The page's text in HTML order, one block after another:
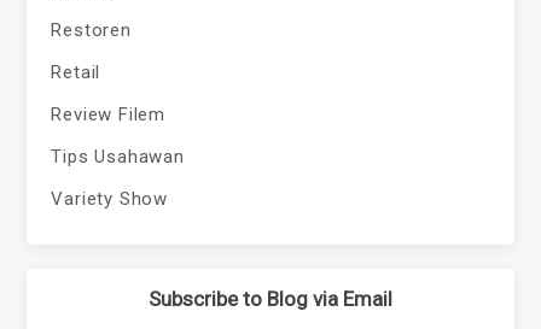
Restoren
Retail
Review Filem
Tips Usahawan
Variety Show
Subscribe to Blog via Email